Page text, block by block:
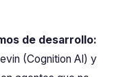
de desarrollo:
(Cognition AI) y